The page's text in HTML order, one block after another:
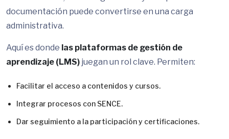
documentación puede convertirse en una carga
administrativa.
Aquí es donde las plataformas de gestión de
aprendizaje (LMS) juegan un rol clave. Permiten:
Facilitar el acceso a contenidos y cursos.
Integrar procesos con SENCE.
Dar seguimiento a la participación y certificaciones.